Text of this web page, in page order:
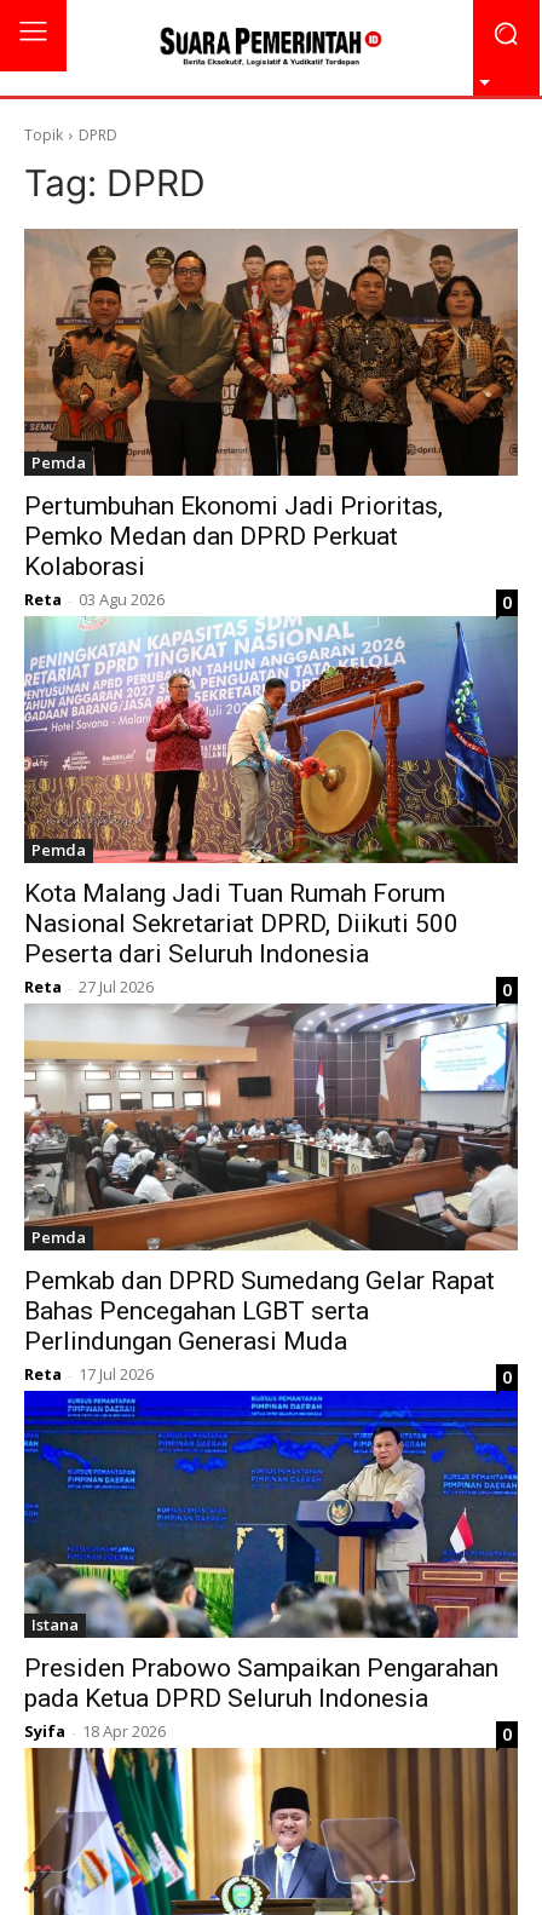
Topik DPRD
Tag: DPRD
Pemda
Pertumbuhan Ekonomi Jadi Prioritas,
Pemko Medan dan DPRD Perkuat
Kolaborasi
Reta - 03 Agu 2026 0
Pemda
Kota Malang Jadi Tuan Rumah Forum
Nasional Sekretariat DPRD, Diikuti 500
Peserta dari Seluruh Indonesia
Reta - 27 Jul 2026 0
Pemda
Pemkab dan DPRD Sumedang Gelar Rapat
Bahas Pencegahan LGBT serta
Perlindungan Generasi Muda
Reta - 17 Jul 2026 0
Istana
Presiden Prabowo Sampaikan Pengarahan
pada Ketua DPRD Seluruh Indonesia
Syifa - 18 Apr 2026 0